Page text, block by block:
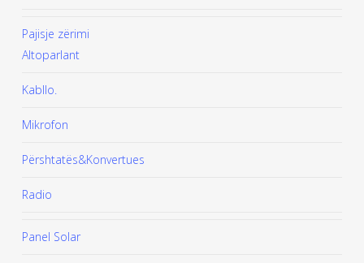
Pajisje zërimi
Altoparlant
Kabllo.
Mikrofon
Përshtatës&Konvertues
Radio
Panel Solar